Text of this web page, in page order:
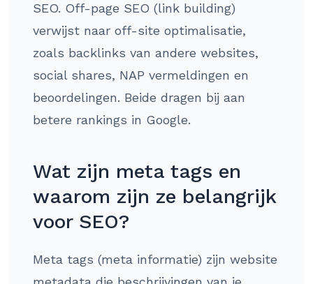
SEO. Off-page SEO (link building)
verwijst naar off-site optimalisatie,
zoals backlinks van andere websites,
social shares, NAP vermeldingen en
beoordelingen. Beide dragen bij aan
betere rankings in Google.
Wat zijn meta tags en
waarom zijn ze belangrijk
voor SEO?
Meta tags (meta informatie) zijn website